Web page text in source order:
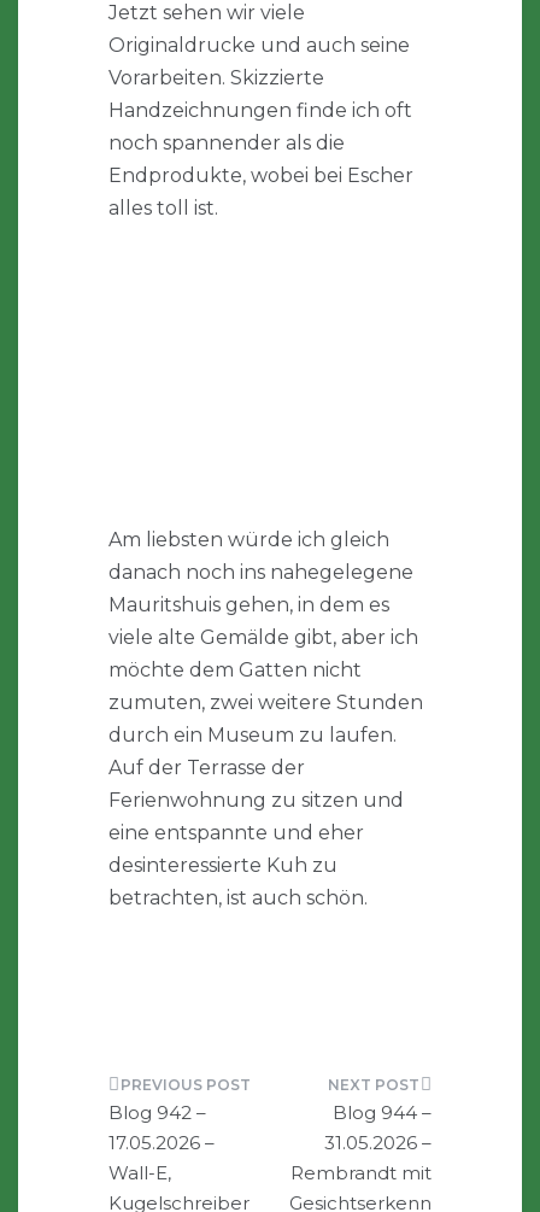
Jetzt sehen wir viele
Originaldrucke und auch seine
Vorarbeiten. Skizzierte
Handzeichnungen finde ich oft
noch spannender als die
Endprodukte, wobei bei Escher
alles toll ist.
Am liebsten würde ich gleich
danach noch ins nahegelegene
Mauritshuis gehen, in dem es
viele alte Gemälde gibt, aber ich
möchte dem Gatten nicht
zumuten, zwei weitere Stunden
durch ein Museum zu laufen.
Auf der Terrasse der
Ferienwohnung zu sitzen und
eine entspannte und eher
desinteressierte Kuh zu
betrachten, ist auch schön.
Beitragsnavigation
Blog 942 –
17.05.2026 –
Wall-E,
Kugelschreiber
Blog 944 –
31.05.2026 –
Rembrandt mit
Gesichtserkenn